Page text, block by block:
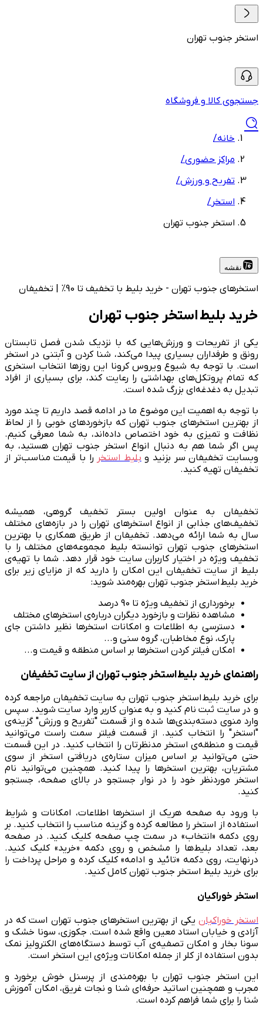
استخر جنوب تهران
جستجوی کالا و فروشگاه
خانه/
مراکز حضوری/
تفریح و ورزش/
استخر/
استخر جنوب تهران
نقشه
استخرهای جنوب تهران - خرید بلیط با تخفیف تا 90% | تخفیفان
خرید بلیط استخر جنوب تهران
یکی از تفریحات و ورزش‌هایی که با نزدیک شدن فصل تابستان
رونق و طرفداران بسیاری پیدا می‌کند، شنا کردن و آبتنی در استخر
است. با توجه به شیوع ویروس کرونا این روز‌ها انتخاب استخری
که تمام پروتکل‌های بهداشتی را رعایت کند، برای بسیاری از افراد
تبدیل به دغدغه‌ای بزرگ شده است.
با توجه به اهمیت این موضوع ما در ادامه قصد داریم تا چند مورد
از بهترین استخرهای جنوب تهران که بازخورد‌‌های خوبی را از لحاظ
نظافت و تمیزی به خود اختصاص داده‌اند، به شما معرفی کنیم.
پس اگر شما هم به دنبال انواع استخر جنوب تهران هستید، به
وبسایت تخفیفان سر بزنید و بلیط استخر را با قیمت مناسب‌تر از
تخفیفان تهیه کنید.
تخفیفان به عنوان اولین بستر تخفیف گروهی، همیشه
تخفیف‌های جذابی از انواع استخرهای تهران را در بازه‌های مختلف
سال به شما ارائه می‌دهد. تخفیفان از طریق همکاری با بهترین
استخرهای جنوب تهران توانسته بلیط مجموعه‌های مختلف را با
تخفیف ویژه در اختیار کاربران سایت خود قرار دهد. شما با تهیه‌ی
بلیط از سایت تخفیفان این امکان را دارید که از مزایای زیر برای
خرید بلیط استخر جنوب تهران بهره‌مند شوید:
برخورداری از تخفیف ویژه تا 90 درصد
مشاهده نظرات و بازخورد دیگران درباره‌ی استخرهای مختلف
دسترسی به اطلاعات و امکانات استخر‌ها نظیر داشتن جای
پارک، نوع مخاطبان، گروه سنی و...
امکان فیلتر کردن استخر‌ها بر اساس منطقه و قیمت و...
راهنمای خرید بلیط استخر جنوب تهران از سایت تخفیفان
برای خرید بلیط استخر جنوب تهران به سایت تخفیفان مراجعه کرده
و در سایت ثبت نام کنید و به عنوان کاربر وارد سایت شوید. سپس
وارد منوی دسته‌بندی‌ها شده و از قسمت "تفریح و ورزش" گزینه‌ی
"استخر" را انتخاب کنید. از قسمت فیلتر سمت راست می‌توانید
قیمت و منطقه‌ی استخر مدنظرتان را انتخاب کنید. در این قسمت
حتی می‌توانید بر اساس میزان ستاره‌ی دریافتی استخر از سوی
مشتریان، بهترین استخر‌ها را پیدا کنید. همچنین می‌توانید نام
استخر موردنظر خود را در نوار جستجو در بالای صفحه، جستجو
کنید.
با ورود به صفحه هریک از استخرها اطلاعات، امکانات و شرایط
استفاده از استخر را مطالعه کرده و گزینه مناسب را انتخاب کنید. بر
روی دکمه «انتخاب» در سمت چپ صفحه کلیک کنید. در صفحه
بعد، تعداد بلیط‌ها را مشخص و روی دکمه «خرید» کلیک کنید.
درنهایت، روی دکمه «تائید و ادامه» کلیک کرده و مراحل پرداخت را
برای خرید بلیط استخر جنوب تهران کامل کنید.
استخر خوراکیان
استخر خوراکیان یکی از بهترین استخرهای جنوب تهران است که در
آزادی و خیابان استاد معین واقع شده است. جکوزی، سونا خشک و
سونا بخار و امکان تصفیه‌ی آب توسط دستگاه‌های الکترولیز نمک
بدون استفاده از کلر از جمله امکانات ویژه‌ی این استخر است.
این استخر جنوب تهران با بهره‌مندی از پرسنل خوش برخورد و
مجرب و همچنین اساتید حرفه‌ای شنا و نجات غریق، امکان آموزش
شنا را برای شما فراهم کرده است.